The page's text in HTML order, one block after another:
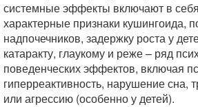
системные эффекты включают в
характерные признаки кушингоида,
надпочечников, задержку роста у
катаракту, глаукому и реже – ряд
поведенческих эффектов, включая
гиперреактивность, нарушение сна,
или агрессию (особенно у детей).